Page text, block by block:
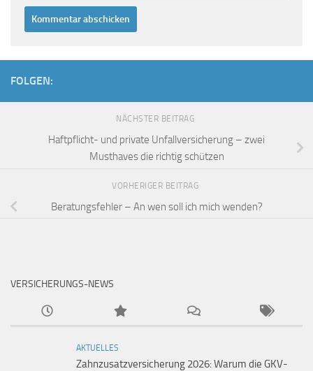
FOLGEN:
NÄCHSTER BEITRAG
Haftpflicht- und private Unfallversicherung – zwei
Musthaves die richtig schützen
VORHERIGER BEITRAG
Beratungsfehler – An wen soll ich mich wenden?
VERSICHERUNGS-NEWS
AKTUELLES
Zahnzusatzversicherung 2026: Warum die GKV-